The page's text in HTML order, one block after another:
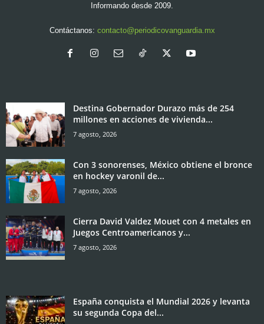
Informando desde 2009.
Contáctanos: contacto@periodicovanguardia.mx
Destina Gobernador Durazo más de 254
millones en acciones de vivienda...
7 agosto, 2026
Con 3 sonorenses, México obtiene el bronce
en hockey varonil de...
7 agosto, 2026
Cierra David Valdez Mouet con 4 metales en
Juegos Centroamericanos y...
7 agosto, 2026
España conquista el Mundial 2026 y levanta
su segunda Copa del...